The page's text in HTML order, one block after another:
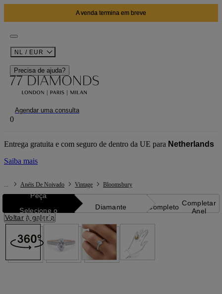
A venda termina em breve
NL / EUR
Precisa de ajuda?
Agendar uma consulta
0
Entrega gratuita e com seguro de dentro da UE para Netherlands
Saiba mais
... Anéis De Noivado Vintage Bloomsbury
Peça
Selecione o
seu estilo
Diamante Completo Completar
Anel
Voltar à galeria